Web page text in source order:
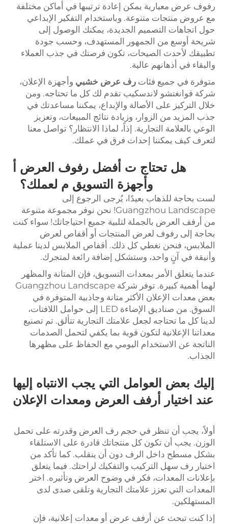
رفوف عرض معيارية يمكن إعادة ترتيبها في أماكن مختلفة
مع عروض منتجات متنوعة. وباستخدام التفكير الإبداعي
حول اتجاهات التصميم الجديدة، يمكنك الوصول إلى
شريحة أوسع من الجمهور المستهدف، وحسب جودة
تطبيقك لأحدث الصيحات، تكون فرصتك في جذب العملاء
والبقاء في أذهانهم عالية.
متوفرة في جميع فئاترف عرض خشبيوأجهزة الإعلان،
شركة قوانغتشو لاندسكيب تقدم لك كل ما تحتاجه. ومن
خلال التركيز على الأصالة والإبداع، يمكننا مساعدتك في
جذب المزيد من الزوار، وزيادة نتائج المبيعات، وتعزيز
الوعي بالعلامة التجارية. إذاً، لماذا الانتظار؟ تواصل معنا
لتعرف كيف يمكننا إحداث فرق في عملك.
هل تحتاجتأفضل رفوف العرضأ
وأجهزة التسويقملعملك؟
لست بحاجة للذهاب بعيدًا، يُرجى الرجوع إلى
Guangzhou Landscape! نحن نوفر مجموعة متنوعة
من أرفف العرض بالجملة لتلبية جميع احتياجاتك! سواء كنت
بحاجة إلى رفوف لعرض المنتجات أو أقفاص لعرض
الملابس، فنحن نغطي كل ذلك. أقفاص الملابس لدينا عملية
وأنيقة في آنٍ واحد، وستشكل إضافة رائعة لمتجرك.
عندما يتعلق الأمر بمعدات التسويق، فإن المتانة والمظهر
لهما أهمية كبيرة. توفر شركة Guangzhou Landscape
بعض معدات الإعلان الأكثر متانة وجاذبية المتوفرة في
السوق. من صناديق الإضاءة LED إلى حوامل اللافتات،
لدينا كل ما تحتاجه لجعل علامتك التجارية تتألق. تم تصنيع
معداتنا الإعلانية لتكون قوية بما يكفي لتحمل الصدمات
الناتجة عن الاستخدام اليومي مع الحفاظ على مظهرها
الجذاب.
إليك بعض العوامل التي يجب الانتباه إليها
عند اختيار أرفف العرض ومعدات الإعلان
أولاً، يجب أن تنظر في حجم رف العرض وقدرته على تحمل
الوزن. يجب أن تكون كل منتجاتك قادرة على الاستلقاء
بشكل مسطح داخل الرف دون أن ينقلب. كما تأكد من
اختيار رف سهل التركيب والتفكيك لراحتك. فيما يتعلق
بإعلانات المعدات، فكر في وضوح العرض وتأثيره. اختر
المعدات التي تعزز علامتك التجارية وتلقى صدى لدى
المستهلكين.
إذا كنت تبحث عن أرفف عرض أو معدات إعلانية، فإن